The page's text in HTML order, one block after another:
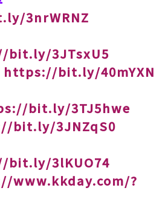
3nrWRNZ
bit.ly/3JTsxU5
https://bit.ly/40mYXN
bit.ly/3TJ5hwe
bit.ly/3JNZqS0
bit.ly/3lKUO74
www.kkday.com/?